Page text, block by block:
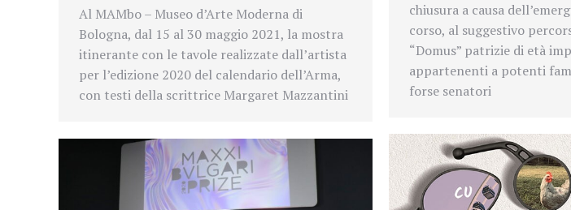
Al MAMbo – Museo d’Arte Moderna di
Bologna, dal 15 al 30 maggio 2021, la mostra
itinerante con le tavole realizzate dall’artista
per l’edizione 2020 del calendario dell’Arma,
con testi della scrittrice Margaret Mazzantini
chiusura a causa
corso, al suggestivo
“Domus” patrizie di età
appartenenti a potenti
forse senatori